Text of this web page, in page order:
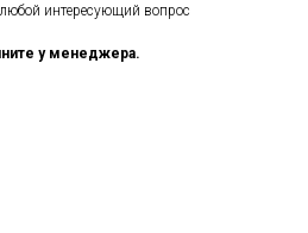
интересующий вопрос
у менеджера.